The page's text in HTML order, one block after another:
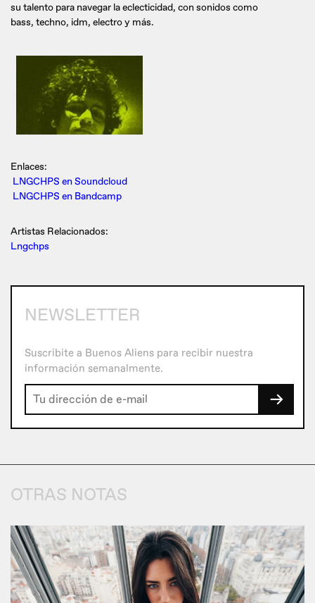
su talento para navegar la eclecticidad, con sonidos como
bass, techno, idm, electro y más.
Enlaces:
LNGCHPS en Soundcloud
LNGCHPS en Bandcamp
Artistas Relacionados:
Lngchps
NEWSLETTER
Suscribite a Buenos Aliens para recibir nuestra
información semanalmente.
→
OTRAS NOTAS